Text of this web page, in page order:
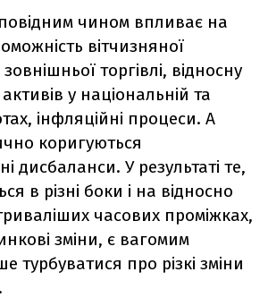
чином впливає на
вітчизняної
торгівлі, відносну
у національній та
інфляційні процеси. А
коригуються
дисбаланси. У результаті те,
в різні боки і на відносно
часових проміжках,
зміни, є вагомим
турбуватися про різкі зміни